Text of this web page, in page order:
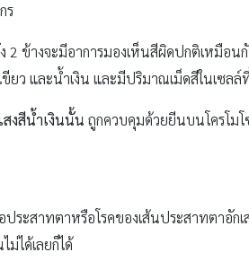
ร
2 ข้างจะมีอาการมองเห็นสีผิดปกติเหมือ
ยว และน้ำเงิน และมีปริมาณเม็ดสีในเซ
งสีน้ำเงินนั้น ถูกควบคุมด้วยยีนบนโครโม
ระสาทตาหรือโรคของเส้นประสาทตาอัก
ได้เลยก็ได้